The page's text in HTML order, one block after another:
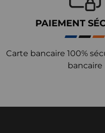
PAIEMENT
Carte bancaire 100%
bancaire